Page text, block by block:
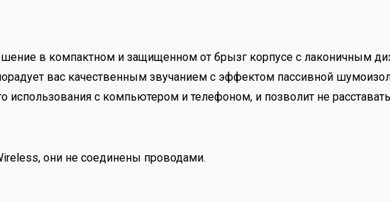
в компактном и защищенном от брызг корпусе с лаконичным
вас качественным звучанием с эффектом пассивной
с компьютером и телефоном, и позволит не
они не соединены проводами.